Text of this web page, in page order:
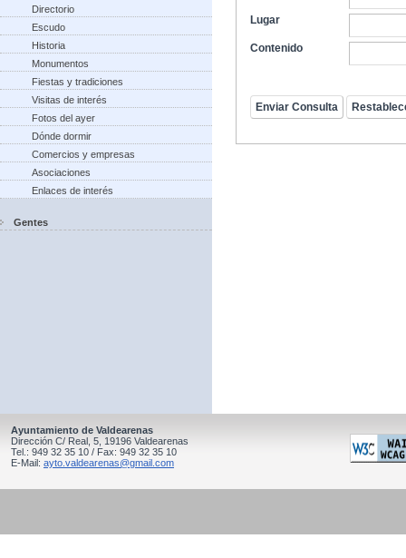
Directorio
Escudo
Historia
Monumentos
Fiestas y tradiciones
Visitas de interés
Fotos del ayer
Dónde dormir
Comercios y empresas
Asociaciones
Enlaces de interés
Gentes
Lugar
Contenido
Ayuntamiento de Valdearenas
Dirección C/ Real, 5, 19196 Valdearenas
Tel.: 949 32 35 10 / Fax: 949 32 35 10
E-Mail: ayto.valdearenas@gmail.com